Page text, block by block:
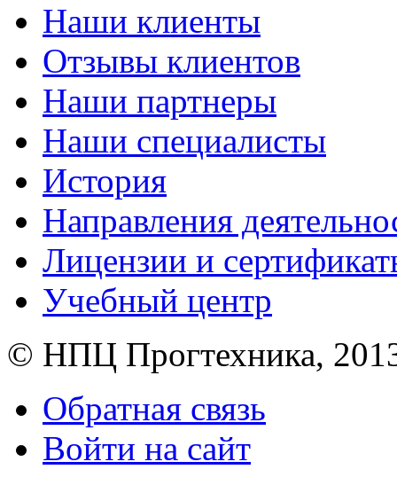
Наши клиенты
Отзывы клиентов
Наши партнеры
Наши специалисты
История
Направления
Лицензии и
Учебный центр
© НПЦ Прогтехника,
Обратная связь
Войти на сайт